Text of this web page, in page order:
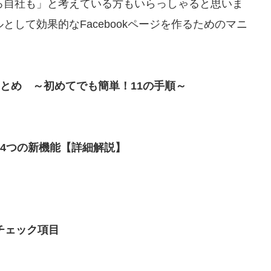
社も」と考えている方もいらっしゃると思いま
して効果的なFacebookページを作るためのマニ
め ～初めてでも簡単！11の手順～
の新機能【詳細解説】
ック項目